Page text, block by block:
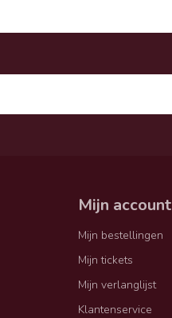
Mijn account
Mijn bestellingen
Mijn tickets
Mijn verlanglijst
Klantenservice